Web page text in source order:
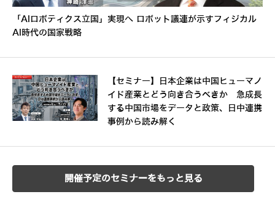
「AIロボティクス立国」実現へ ロボット議連が示すフィジカル
AI時代の国家戦略
【セミナー】日本企業は中国ヒューマノ
イド産業とどう向き合うべきか 急成長
する中国市場をデータと政策、日中連携
事例から読み解く
開催予定のセミナーをもっと見る